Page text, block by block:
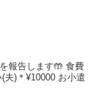
報告します🤲 食費
夫)＊¥10000 お小遣